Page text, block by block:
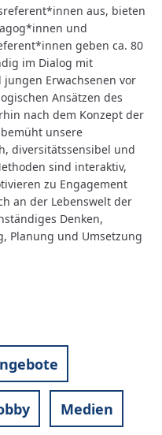
aus, bieten
und
geben ca. 80
im Dialog mit
Erwachsenen vor
Ansätzen des
nach dem Konzept der
unsere
diversitätssensibel und
sind interaktiv,
zu Engagement
an der Lebenswelt der
Denken,
Planung und Umsetzung
Medien